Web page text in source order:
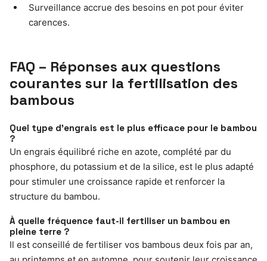
Surveillance accrue des besoins en pot pour éviter
carences.
FAQ – Réponses aux questions
courantes sur la fertilisation des
bambous
Quel type d’engrais est le plus efficace pour le bambou
?
Un engrais équilibré riche en azote, complété par du
phosphore, du potassium et de la silice, est le plus adapté
pour stimuler une croissance rapide et renforcer la
structure du bambou.
À quelle fréquence faut-il fertiliser un bambou en
pleine terre ?
Il est conseillé de fertiliser vos bambous deux fois par an,